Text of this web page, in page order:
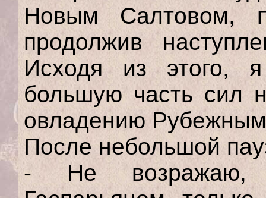
Новым Салтовом,
продолжив
Исходя из этого,
большую часть сил
овладению
После небольшой
- Не возражаю,